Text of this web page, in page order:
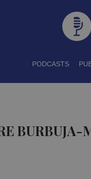
PODCASTS
BURBUJA-